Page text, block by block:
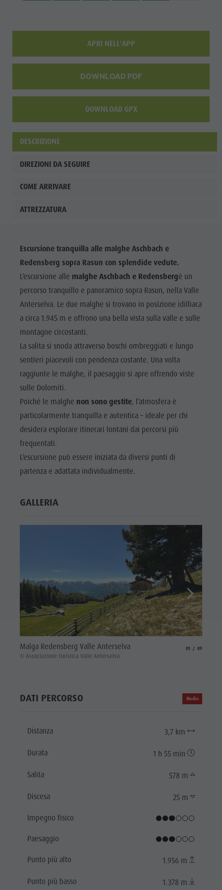
APRI NELL'APP
DOWNLOAD PDF
DOWNLOAD GPX
DESCRIZIONE
DIREZIONI DA SEGUIRE
COME ARRIVARE
ATTREZZATURA
Escursione tranquilla alle malghe Aschbach e
Redensberg sopra Rasun con splendide vedute.
L’escursione alle malghe Aschbach e Redensbergè un
percorso tranquillo e panoramico sopra Rasun, nella Valle
Anterselva. Le due malghe si trovano in posizione idilliaca
a circa 1.945 m e offrono una bella vista sulla valle e sulle
montagne circostanti.
La salita si snoda attraverso boschi ombreggiati e lungo
sentieri piacevoli con pendenza costante. Una volta
raggiunte le malghe, il paesaggio si apre offrendo viste
sulle Dolomiti.
Poiché le malghe non sono gestite, l’atmosfera è
particolarmente tranquilla e autentica – ideale per chi
desidera esplorare itinerari lontani dai percorsi più
frequentati.
L’escursione può essere iniziata da diversi punti di
partenza e adattata individualmente.
GALLERIA
Malga Redensberg Valle Anterselva
© Associazione Turistica Valle Anterselva
01 09
DATI PERCORSO Medio
Distanza 3,7 km
Durata 1 h 55 min
Salita 578 m
Discesa 25 m
Impegno fisico
Paesaggio
Punto più alto 1.956 m
Punto più basso 1.378 m